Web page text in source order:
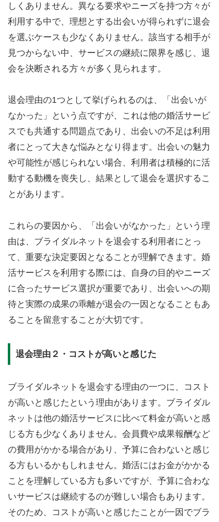
しくありません。異なる要求やニーズを持つ方々が
利用する中で、理想とする出会いが得られずに退会
を選ぶケースも少なくありません。該当する相手が
見つからない中、サービスの継続に限界を感じ、退
会を決断される方々が多く見られます。
退会理由の1つとして挙げられるのは、「出会いが
なかった」という点ですが、これは他の婚活サービ
スでも共通する問題点であり、出会いの不足は利用
者にとって大きな悩みとなり得ます。出会いの魅力
や可能性が感じられない場合、利用者は積極的に活
動する動機を喪失し、結果として退会を選択するこ
とがあります。
これらの要因から、「出会いがなかった」という理
由は、ブライダルネットを退会する利用者にとっ
て、重要な決定要因となることが理解できます。婚
活サービスを利用する際には、自身の目的やニーズ
に合ったサービス選択が重要であり、出会いへの期
待と実際の成果の乖離が退会の一因となることもあ
ることを留意することが大切です。
退会理由２・コストが高いと感じた
ブライダルネットを退会する理由の一つに、コスト
が高いと感じたという理由があります。ブライダル
ネットは他の婚活サービスに比べて料金が高いと感
じる方も少なくありません。会員費や成果報酬など
の費用がかかる場合があり、予算に合わないと感じ
る方もいるかもしれません。婚活にはお金がかかる
ことを理解している方も多いですが、予算に合わな
いサービスは継続するのが難しい場合もあります。
そのため、コストが高いと感じたことが一因でブラ